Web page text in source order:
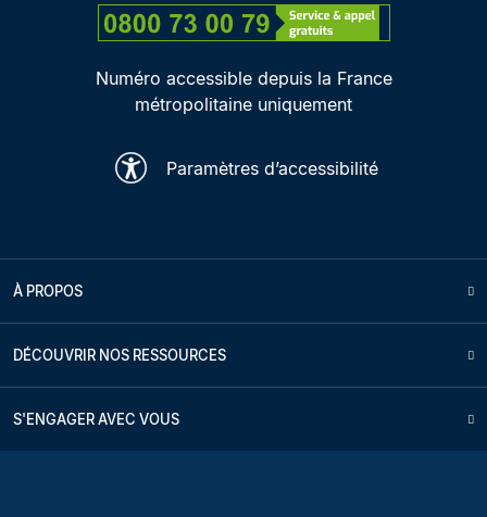
Numéro accessible depuis la France
métropolitaine uniquement
Paramètres d’accessibilité
À PROPOS
DÉCOUVRIR NOS RESSOURCES
S'ENGAGER AVEC VOUS